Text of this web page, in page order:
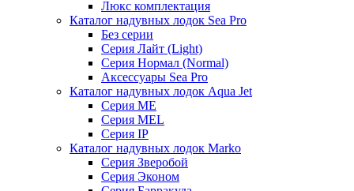
Люкс комплектация
Каталог надувных лодок Sea Pro
Без серии
Серия Лайт (Light)
Серия Нормал (Normal)
Аксессуары Sea Pro
Каталог надувных лодок Aqua Jet
Серия ME
Серия MEL
Серия IP
Каталог надувных лодок Marko
Серия Зверобой
Серия Эконом